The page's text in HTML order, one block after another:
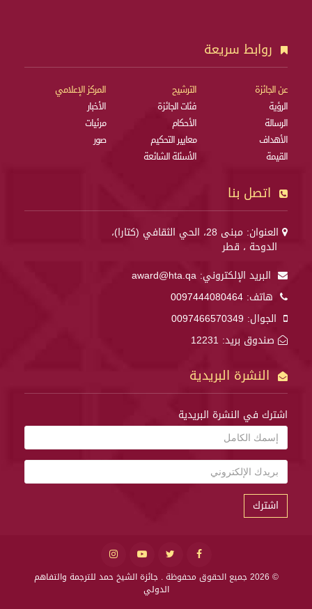
روابط سريعة
عن الجائزة
الرؤية
الرسالة
الأهداف
القيمة
الترشيح
فئات الجائزة
الأحكام
معايير التحكيم
الأسئلة الشائعة
المركز الإعلامي
الأخبار
مرئيات
صور
اتصل بنا
العنوان: مبنى 28، الحي الثقافي (كتارا)،
الدوحة ، قطر
البريد الإلكتروني: award@hta.qa
هاتف: 0097444080464
الجوال: 0097466570349
صندوق بريد: 12231
النشرة البريدية
اشترك في النشرة البريدية
اشترك
© 2026 جميع الحقوق محفوظة .
جائزة الشيخ حمد للترجمة والتفاهم
الدولي